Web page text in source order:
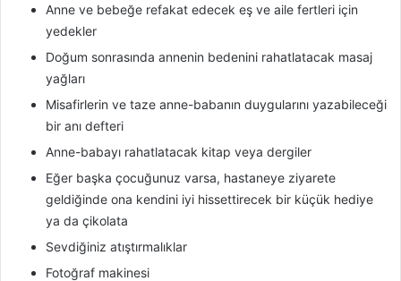
Anne ve bebeğe refakat edecek eş ve aile fertleri için
yedekler
Doğum sonrasında annenin bedenini rahatlatacak masaj
yağları
Misafirlerin ve taze anne-babanın duygularını yazabileceği
bir anı defteri
Anne-babayı rahatlatacak kitap veya dergiler
Eğer başka çocuğunuz varsa, hastaneye ziyarete
geldiğinde ona kendini iyi hissettirecek bir küçük hediye
ya da çikolata
Sevdiğiniz atıştırmalıklar
Fotoğraf makinesi